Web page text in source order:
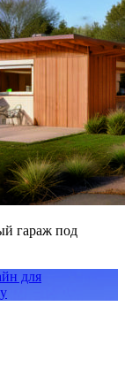
гараж под
для